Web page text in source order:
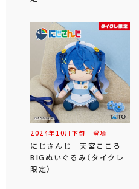
2024年 10月 下旬 登場
にじさんじ 天宮こころ
BIGぬいぐるみ（タイクレ
限定）